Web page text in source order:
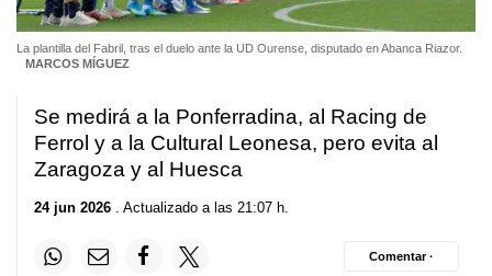
La plantilla del Fabril, tras el duelo ante la UD Ourense, disputado en Abanca Riazor.
MARCOS MÍGUEZ
Se medirá a la Ponferradina, al Racing de
Ferrol y a la Cultural Leonesa, pero evita al
Zaragoza y al Huesca
24 jun 2026 . Actualizado a las 21:07 h.
Comentar ·